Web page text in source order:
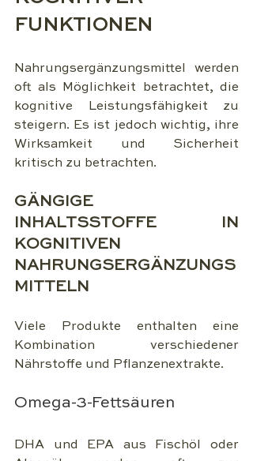
FUNKTIONEN
Nahrungsergänzungsmittel werden
oft als Möglichkeit betrachtet, die
kognitive Leistungsfähigkeit zu
steigern. Es ist jedoch wichtig, ihre
Wirksamkeit und Sicherheit
kritisch zu betrachten.
GÄNGIGE
INHALTSSTOFFE IN
KOGNITIVEN
NAHRUNGSERGÄNZUNGS
MITTELN
Viele Produkte enthalten eine
Kombination verschiedener
Nährstoffe und Pflanzenextrakte.
Omega-3-Fettsäuren
DHA und EPA aus Fischöl oder